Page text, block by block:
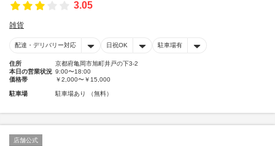
3.05
雑貨
配達・デリバリー対応 日祝OK 駐車場有
住所
京都府亀岡市旭町井戸の下3-2
本日の営業状況 9:00〜18:00
価格帯
￥2,000〜￥15,000
駐車場 駐車場あり （無料）
店舗公式